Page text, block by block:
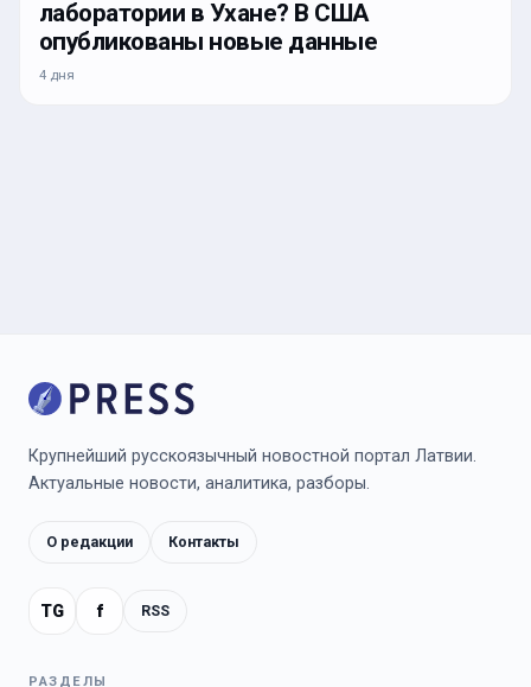
лаборатории в Ухане? В США
опубликованы новые данные
4 дня
Крупнейший русскоязычный новостной портал Латвии.
Актуальные новости, аналитика, разборы.
О редакции Контакты
TG f RSS
РАЗДЕЛЫ